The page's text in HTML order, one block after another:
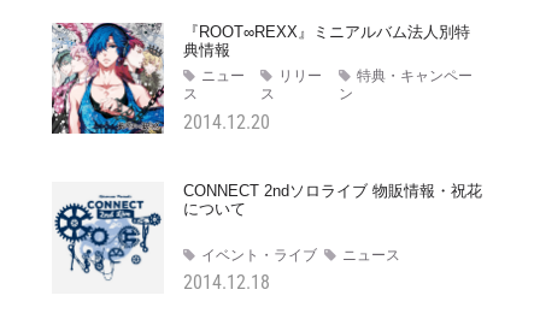
2014.12.20
『ROOT∞REXX』ミニアルバム法人別特
典情報
ニュー
ス
リリー
ス
特典・キャンペー
ン
2014.12.18
CONNECT 2ndソロライブ 物販情報・祝花
について
イベント・ライブ ニュース